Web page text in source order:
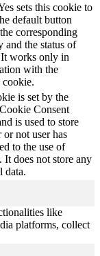
sets this cookie to
default button
corresponding
and the status of
works only in
with the
is set by the
Consent
is used to store
or not user has
to the use of
It does not store any
data.
like
platforms, collect